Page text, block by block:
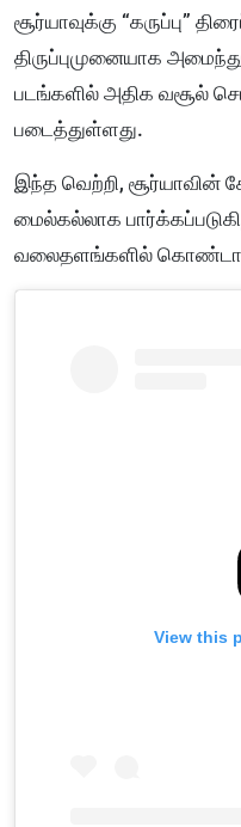
சூர்யாவுக்கு “கருப்பு”
திருப்புமுனையாக
படங்களில் அதிக வசூல்
படைத்துள்ளது.
இந்த வெற்றி, சூர்யாவின்
மைல்கல்லாக
வலைதளங்களில்
View this